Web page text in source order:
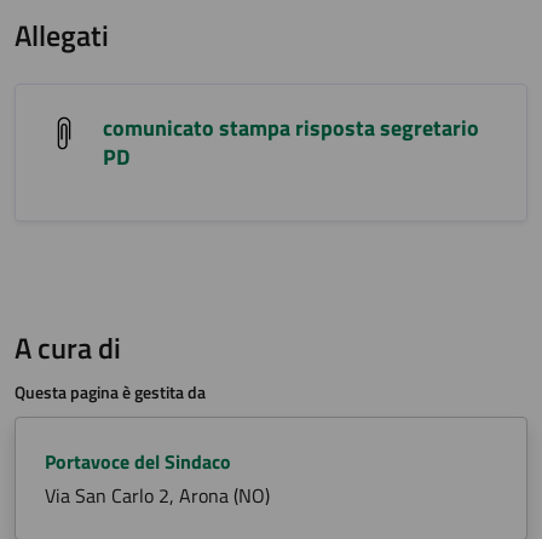
Allegati
comunicato stampa risposta segretario
PD
A cura di
Questa pagina è gestita da
Portavoce del Sindaco
Via San Carlo 2, Arona (NO)